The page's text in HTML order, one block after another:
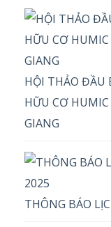
HỘI THẢO ĐẦU
HỮU CƠ
GIANG
THÔNG BÁO